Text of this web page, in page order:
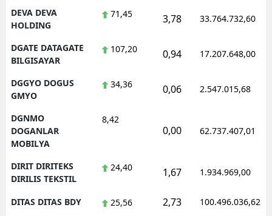
DEVA DEVA
HOLDING
71,45 3,78 33.764.732,60
DGATE DATAGATE
BILGISAYAR
107,20 0,94 17.207.648,00
DGGYO DOGUS
GMYO
34,36 0,06 2.547.015,68
DGNMO
DOGANLAR
MOBILYA
8,42
0,00 62.737.407,01
DIRIT DIRITEKS
DIRILIS TEKSTIL
24,40 1,67 1.934.969,00
DITAS DITAS BDY 25,56 2,73 100.496.036,62